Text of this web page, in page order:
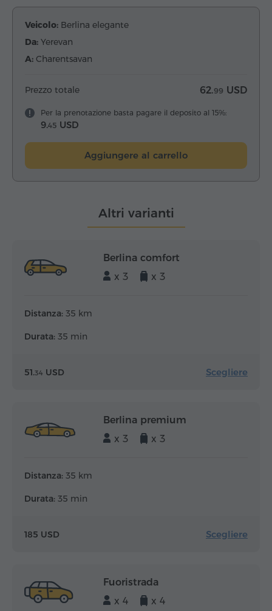
Veicolo: Berlina elegante
Da: Yerevan
A: Charentsavan
Prezzo totale 62.99 USD
Per la prenotazione basta pagare il deposito al 15%:
9.45 USD
Aggiungere al carrello
Altri varianti
Berlina comfort
x 3
x 3
Distanza: 35 km
Durata: 35 min
51.34 USD Scegliere
Berlina premium
x 3
x 3
Distanza: 35 km
Durata: 35 min
185 USD Scegliere
Fuoristrada
x 4
x 4